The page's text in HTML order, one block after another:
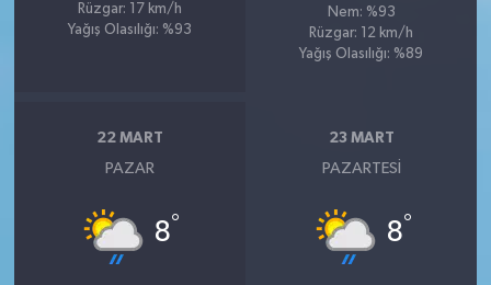
Rüzgar: 17 km/h
Yağış Olasılığı: %93
Nem: %93
Rüzgar: 12 km/h
Yağış Olasılığı: %89
22 MART
PAZAR
8°
23 MART
PAZARTESI
8°